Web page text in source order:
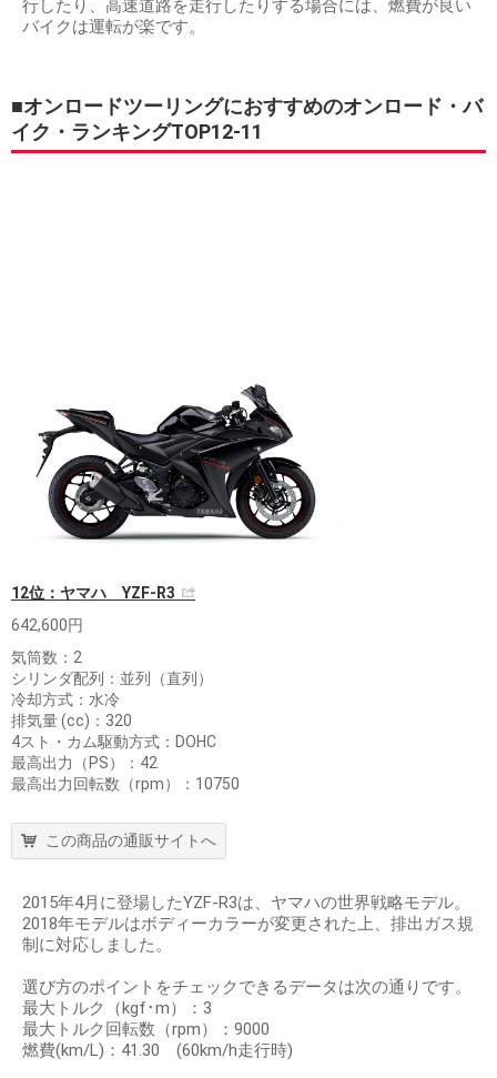
行したり、高速道路を走行したりする場合には、燃費が良い
バイクは運転が楽です。
■オンロードツーリングにおすすめのオンロード・バ
イク・ランキングTOP12-11
12位：ヤマハ YZF-R3
642,600円
気筒数：2
シリンダ配列：並列（直列）
冷却方式：水冷
排気量 (cc)：320
4スト・カム駆動方式：DOHC
最高出力（PS）：42
最高出力回転数（rpm）：10750
この商品の通販サイトへ
2015年4月に登場したYZF-R3は、ヤマハの世界戦略モデル。
2018年モデルはボディーカラーが変更された上、排出ガス規
制に対応しました。
選び方のポイントをチェックできるデータは次の通りです。
最大トルク（kgf･m）：3
最大トルク回転数（rpm）：9000
燃費(km/L)：41.30 (60km/h走行時)